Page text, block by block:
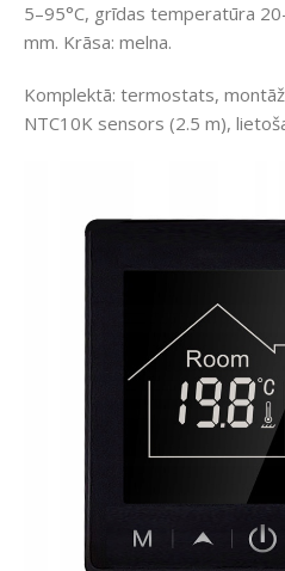
5–95°C, grīdas temperatūra
mm. Krāsa: melna.
Komplektā: termostats,
NTC10K sensors (2.5 m),